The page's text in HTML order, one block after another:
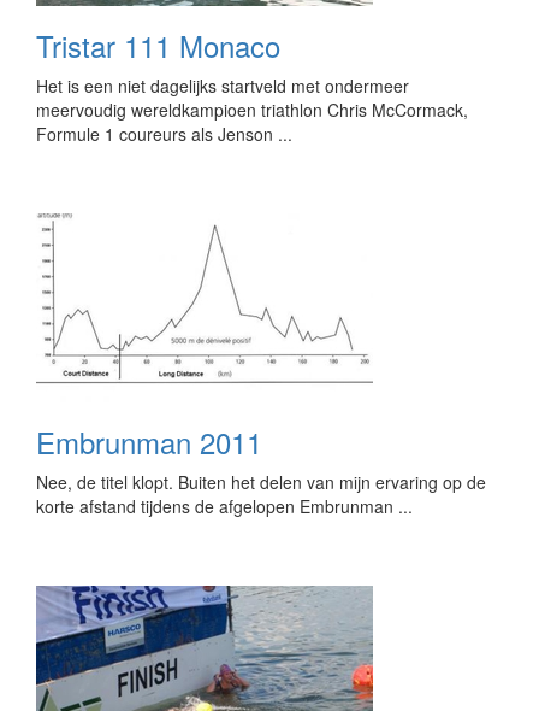
Tristar 111 Monaco
Het is een niet dagelijks startveld met ondermeer
meervoudig wereldkampioen triathlon Chris McCormack,
Formule 1 coureurs als Jenson ...
Embrunman 2011
Nee, de titel klopt. Buiten het delen van mijn ervaring op de
korte afstand tijdens de afgelopen Embrunman ...